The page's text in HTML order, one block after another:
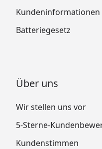
Kundeninformationen
Batteriegesetz
Über uns
Wir stellen uns vor
5-Sterne-
Kundenstimmen